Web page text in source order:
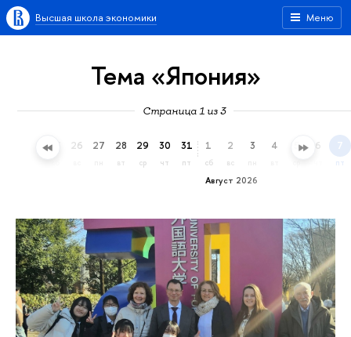
Меню
Высшая школа экономики
Тема «Япония»
Страница 1 из 3
25 26 27 28
вт
29
ср
30
чт
31
пт
Август 2026
1
сб
2
вс
3 4 5 6 7
пт